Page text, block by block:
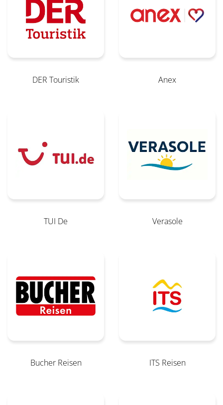
DER Touristik Anex
TUI De Verasole
Bucher Reisen ITS Reisen